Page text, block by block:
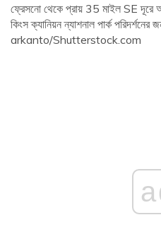
ফ্রেসনো থেকে প্রায় 35 মাইল SE দূরে
কিংস ক্যানিয়ন ন্যাশনাল পার্ক
arkanto/Shutterstock.com